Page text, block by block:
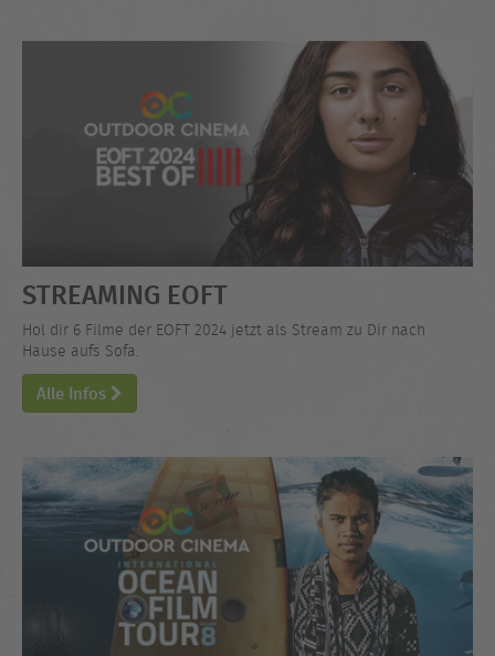
STREAMING EOFT
Hol dir 6 Filme der EOFT 2024 jetzt als Stream zu Dir nach
Hause aufs Sofa.
Alle Infos